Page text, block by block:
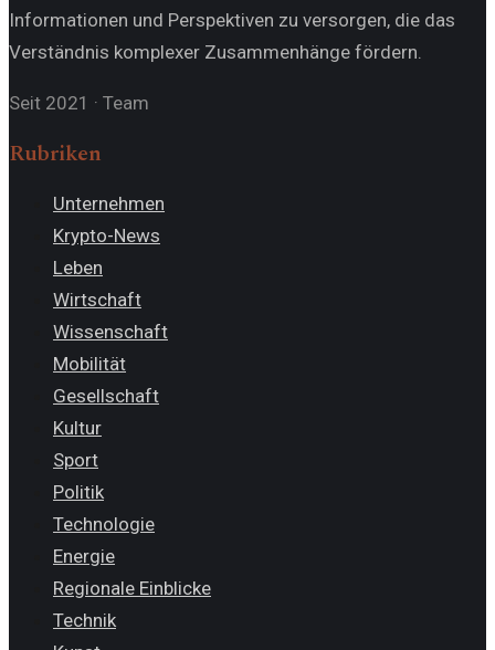
Informationen und Perspektiven zu versorgen, die das
Verständnis komplexer Zusammenhänge fördern.
Seit 2021 · Team
Rubriken
Unternehmen
Krypto-News
Leben
Wirtschaft
Wissenschaft
Mobilität
Gesellschaft
Kultur
Sport
Politik
Technologie
Energie
Regionale Einblicke
Technik